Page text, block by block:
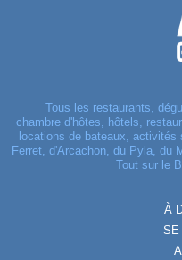
Tous les restaurants,
chambre d'hôtes, hôtels,
locations de bateaux,
Ferret, d'Arcachon, du Pyla, du
Tout sur le
À
SE